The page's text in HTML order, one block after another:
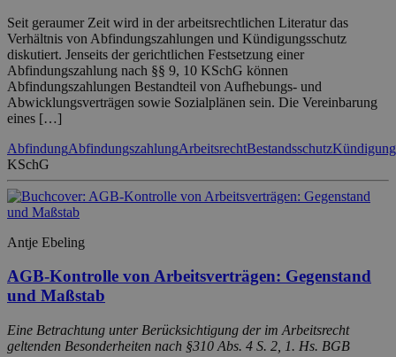
Seit geraumer Zeit wird in der arbeitsrechtlichen Literatur das
Verhältnis von Abfindungszahlungen und Kündigungsschutz
diskutiert. Jenseits der gerichtlichen Festsetzung einer
Abfindungszahlung nach §§ 9, 10 KSchG können
Abfindungszahlungen Bestandteil von Aufhebungs- und
Abwicklungsverträgen sowie Sozialplänen sein. Die Vereinbarung
eines […]
AbfindungAbfindungszahlungArbeitsrechtBestandsschutz
KSchG
Antje Ebeling
AGB-Kontrolle von Arbeitsverträgen: Gegenstand
und Maßstab
Eine Betrachtung unter Berücksichtigung der im Arbeitsrecht
geltenden Besonderheiten nach §310 Abs. 4 S. 2, 1. Hs. BGB